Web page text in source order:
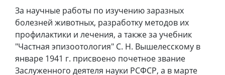
За научные работы по изучению заразных
болезней животных, разработку методов их
профилактики и лечения, а также за учебник
"Частная эпизоотология" С. Н. Вышелесскому в
январе 1941 г. присвоено почетное звание
Заслуженного деятеля науки РСФСР, а в марте